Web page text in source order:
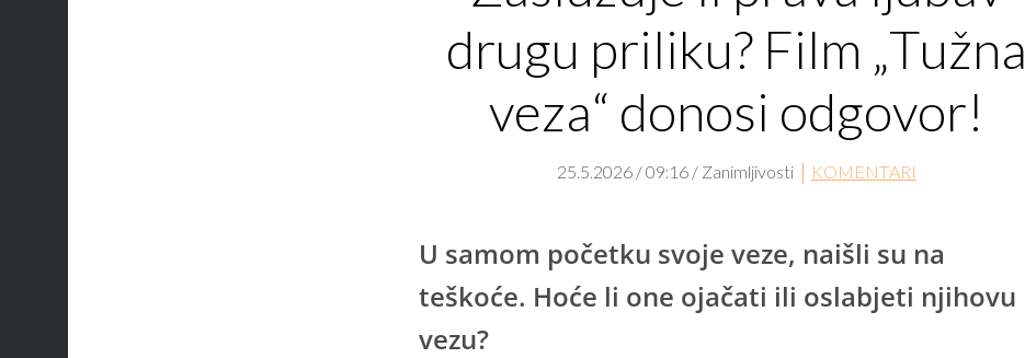
drugu priliku? Film „Tužna
veza“ donosi odgovor!
25.5.2026 / 09:16 / Zanimljivosti KOMENTARI
U samom početku svoje veze, naišli su na
teškoće. Hoće li one ojačati ili oslabjeti njihovu
vezu?